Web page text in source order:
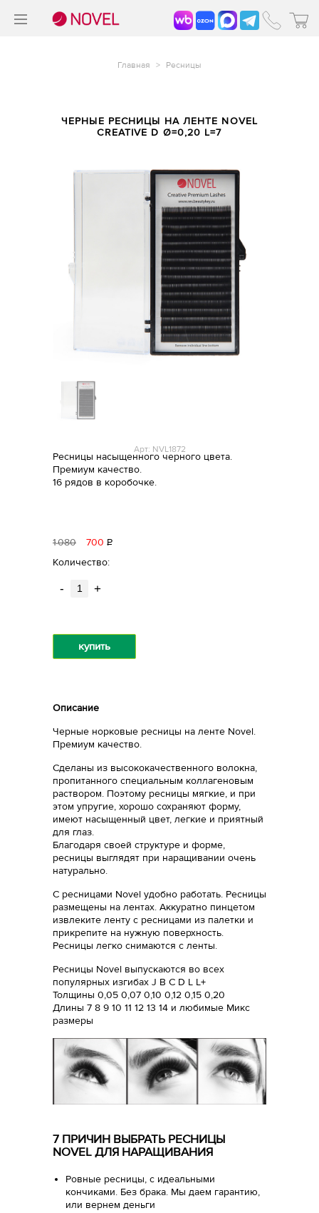
Главная > Ресницы
ЧЕРНЫЕ РЕСНИЦЫ НА ЛЕНТЕ NOVEL
CREATIVE D Ø=0,20 L=7
Арт: NVL1872
Ресницы насыщенного черного цвета.
Премиум качество.
16 рядов в коробочке.
1080 700 Р
Количество:
- +
купить
Описание
Черные норковые ресницы на ленте Novel.
Премиум качество.
Сделаны из высококачественного волокна,
пропитанного специальным коллагеновым
раствором. Поэтому ресницы мягкие, и при
этом упругие, хорошо сохраняют форму,
имеют насыщенный цвет, легкие и приятный
для глаз.
Благодаря своей структуре и форме,
ресницы выглядят при наращивании очень
натурально.
С ресницами Novel удобно работать. Ресницы
размещены на лентах. Аккуратно пинцетом
извлеките ленту с ресницами из палетки и
прикрепите на нужную поверхность.
Ресницы легко снимаются с ленты.
Ресницы Novel выпускаются во всех
популярных изгибах J B C D L L+
Толщины 0,05 0,07 0,10 0,12 0,15 0,20
Длины 7 8 9 10 11 12 13 14 и любимые Микс
размеры
7 ПРИЧИН ВЫБРАТЬ РЕСНИЦЫ
NOVEL ДЛЯ НАРАЩИВАНИЯ
Ровные ресницы, с идеальными
кончиками. Без брака. Мы даем гарантию,
или вернем деньги